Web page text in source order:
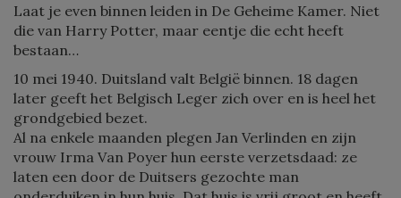
Laat je even binnen leiden in De Geheime Kamer. Niet
die van Harry Potter, maar eentje die echt heeft
bestaan…
10 mei 1940. Duitsland valt België binnen. 18 dagen
later geeft het Belgisch Leger zich over en is heel het
grondgebied bezet.
Al na enkele maanden plegen Jan Verlinden en zijn
vrouw Irma Van Poyer hun eerste verzetsdaad: ze
laten een door de Duitsers gezochte man